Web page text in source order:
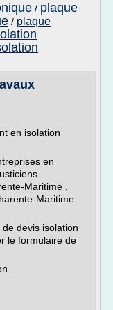
/ plaque
/ plaque
en isolation
en
Maritime ,
Maritime
devis isolation
le formulaire de